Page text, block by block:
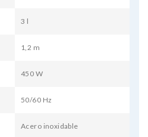
3 l
1,2 m
450 W
50/60 Hz
Acero inoxidable